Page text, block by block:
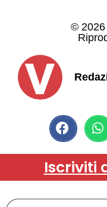
© 2026
Iscriviti